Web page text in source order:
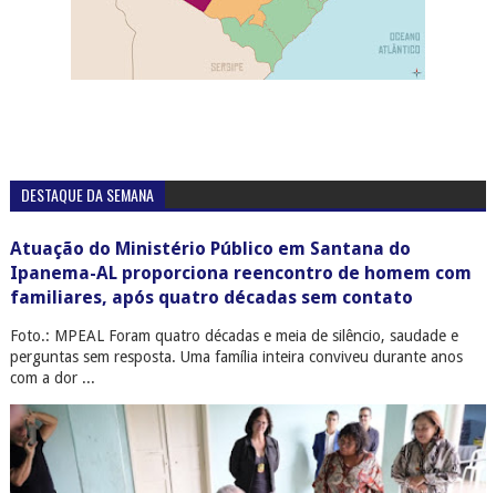
DESTAQUE DA SEMANA
Atuação do Ministério Público em Santana do
Ipanema-AL proporciona reencontro de homem com
familiares, após quatro décadas sem contato
Foto.: MPEAL Foram quatro décadas e meia de silêncio, saudade e
perguntas sem resposta. Uma família inteira conviveu durante anos
com a dor ...